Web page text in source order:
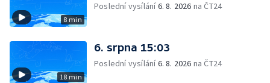
8 min
Poslední vysílání6. 8. 2026 na ČT24
18 min
6. srpna 15:03
Poslední vysílání6. 8. 2026 na ČT24